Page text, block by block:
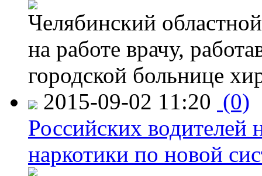
Челябинский
на работе врачу,
городской больнице
2015-09-02 11:20 (0)
Российских водителей
наркотики по новой